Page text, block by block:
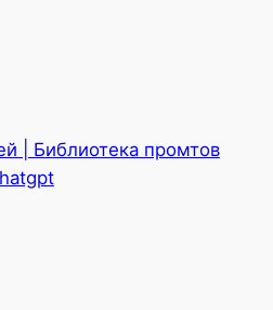
| Библиотека промтов